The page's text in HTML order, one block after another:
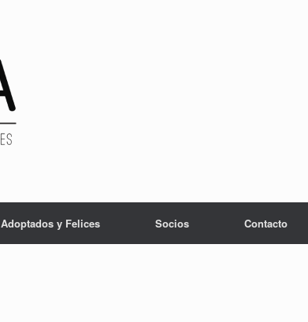
Adoptados y Felices Socios Contacto